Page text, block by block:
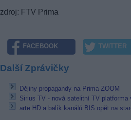
zdroj: FTV Prima
FACEBOOK TWITTER
Další Zprávičky
Dějiny propagandy na Prima ZOOM
Sirius TV - nová satelitní TV platforma
arte HD a balík kanálů BIS opět na